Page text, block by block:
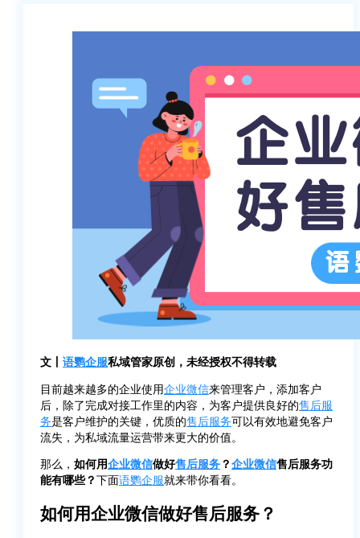
文丨 语鹦企服私域管家原创，未经授权不得转载
目前越来越多的企业使用企业微信来管理客户，添加客户
后，除了完成对接工作里的内容，为客户提供良好的售后服
务是客户维护的关键，优质的售后服务可以有效地避免客户
流失，为私域流量运营带来更大的价值。
那么， 如何用企业微信做好售后服务？企业微信售后服务功
能有哪些？下面语鹦企服就来带你看看。
如何用企业微信做好售后服务？